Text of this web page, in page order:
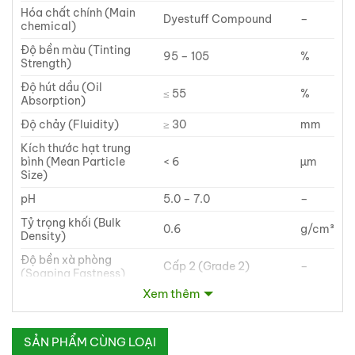
Hóa chất chính (Main
chemical)
Dyestuff Compound –
Độ bền màu (Tinting
Strength)
95 – 105 %
Độ hút dầu (Oil
Absorption)
≤ 55 %
Độ chảy (Fluidity) ≥ 30
mm
Kích thước hạt trung
bình (Mean Particle
Size)
< 6 µm
pH 5.0 – 7.0
–
Tỷ trọng khối (Bulk
Density)
0.6 g/cm³
Độ bền xà phòng
(Soaping Fastness)
Cấp 2 (Grade 2) –
Đặc tính nổi bật
Xem thêm
SẢN PHẨM CÙNG LOẠI